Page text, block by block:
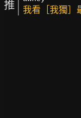
推 我看［我獨］